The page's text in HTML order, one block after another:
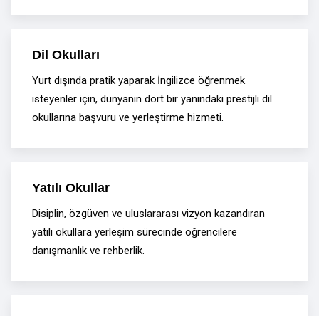
Dil Okulları
Yurt dışında pratik yaparak İngilizce öğrenmek
isteyenler için, dünyanın dört bir yanındaki prestijli dil
okullarına başvuru ve yerleştirme hizmeti.
Yatılı Okullar
Disiplin, özgüven ve uluslararası vizyon kazandıran
yatılı okullara yerleşim sürecinde öğrencilere
danışmanlık ve rehberlik.